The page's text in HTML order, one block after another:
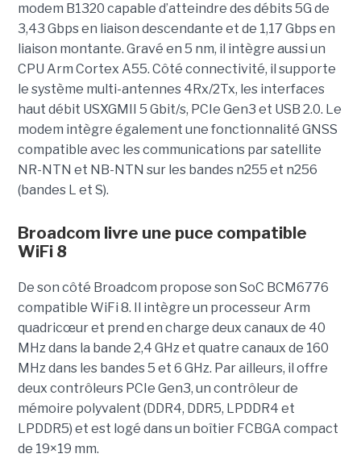
modem B1320 capable d’atteindre des débits 5G de
3,43 Gbps en liaison descendante et de 1,17 Gbps en
liaison montante. Gravé en 5 nm, il intègre aussi un
CPU Arm Cortex A55. Côté connectivité, il supporte
le système multi-antennes 4Rx/2Tx, les interfaces
haut débit USXGMII 5 Gbit/s, PCIe Gen3 et USB 2.0. Le
modem intègre également une fonctionnalité GNSS
compatible avec les communications par satellite
NR-NTN et NB-NTN sur les bandes n255 et n256
(bandes L et S).
Broadcom livre une puce compatible
WiFi 8
De son côté Broadcom propose son SoC BCM6776
compatible WiFi 8. Il intègre un processeur Arm
quadricœur et prend en charge deux canaux de 40
MHz dans la bande 2,4 GHz et quatre canaux de 160
MHz dans les bandes 5 et 6 GHz. Par ailleurs, il offre
deux contrôleurs PCIe Gen3, un contrôleur de
mémoire polyvalent (DDR4, DDR5, LPDDR4 et
LPDDR5) et est logé dans un boîtier FCBGA compact
de 19×19 mm.